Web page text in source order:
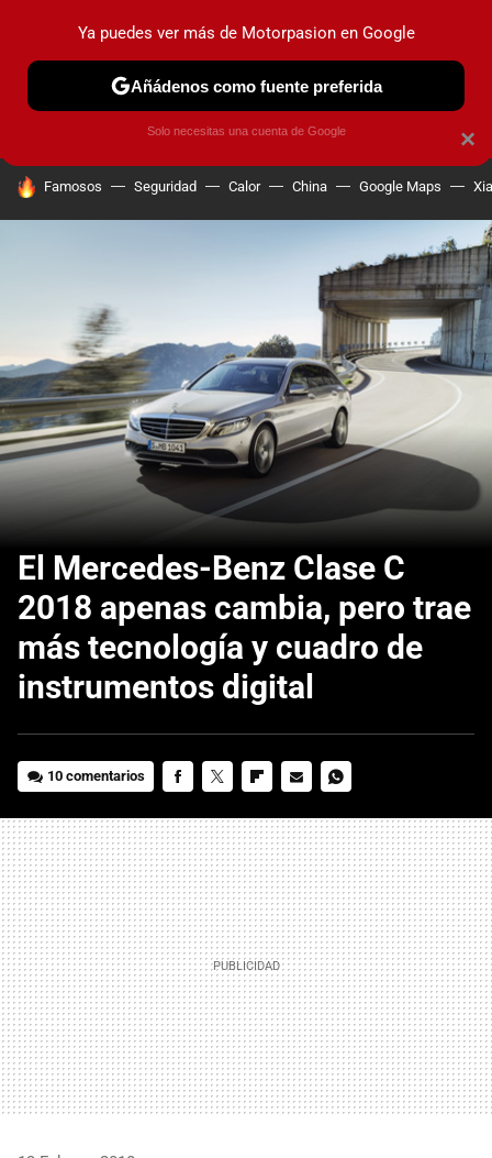
PRUEBAS COCHES ELÉCTRICOS OBSERVATORIO
HOY SE HABLA DE
Famosos Seguridad Calor China Google Maps
El Mercedes-Benz Clase C
2018 apenas cambia, pero trae
más tecnología y cuadro de
instrumentos digital
10 comentarios
MAIL
×
Ya puedes ver más de Motorpasion en Google
Añádenos como fuente preferida
Solo necesitas una cuenta de Google